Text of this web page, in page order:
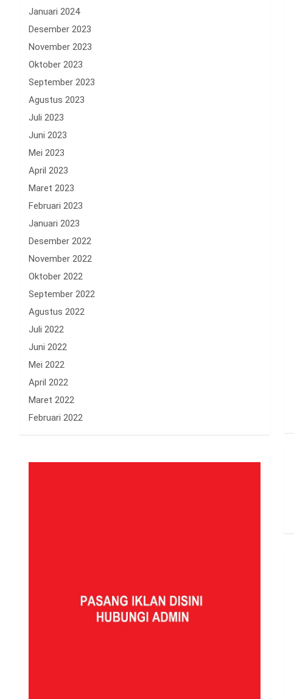
Januari 2024
Desember 2023
November 2023
Oktober 2023
September 2023
Agustus 2023
Juli 2023
Juni 2023
Mei 2023
April 2023
Maret 2023
Februari 2023
Januari 2023
Desember 2022
November 2022
Oktober 2022
September 2022
Agustus 2022
Juli 2022
Juni 2022
Mei 2022
April 2022
Maret 2022
Februari 2022